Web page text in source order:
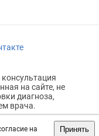
на
Принять
на сайте, не
диагноза,
врача.